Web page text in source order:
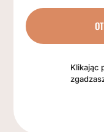
Klikając